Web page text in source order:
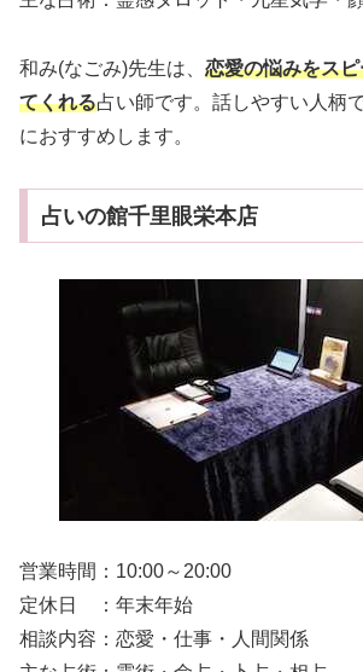
和み(なごみ)先生は、 恋愛の悩みをス
てくれる占い師です。話しやすい人柄
におすすめします。
占いの館千里眼栄本店
営業時間：10:00～20:00
定休日 ：年末年始
相談内容：恋愛・仕事・人間関係